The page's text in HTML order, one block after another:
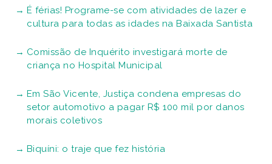
É férias! Programe-se com atividades de lazer e
cultura para todas as idades na Baixada Santista
Comissão de Inquérito investigará morte de
criança no Hospital Municipal
Em São Vicente, Justiça condena empresas do
setor automotivo a pagar R$ 100 mil por danos
morais coletivos
Biquíni: o traje que fez história